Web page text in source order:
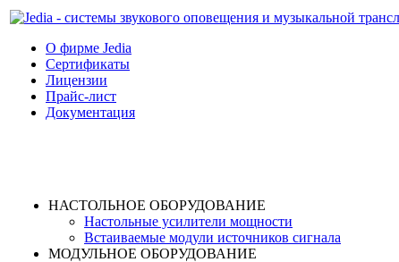
О фирме Jedia
Cертификаты
Лицензии
Прайс-лист
Документация
НАСТОЛЬНОЕ ОБОРУДОВАНИЕ
Настольные усилители мощности
Встаиваемые модули источников сигнала
МОДУЛЬНОЕ ОБОРУДОВАНИЕ